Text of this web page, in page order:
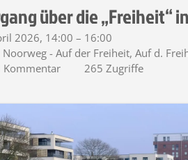
über die „Freiheit“
2026, 14:00 – 16:00
Noorweg - Auf der Freiheit, Auf d.
Kommentar 265 Zugriffe